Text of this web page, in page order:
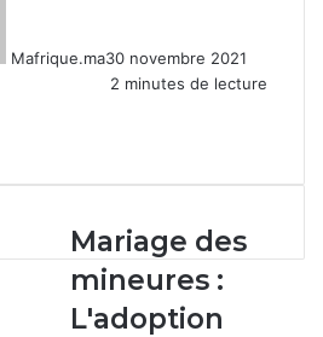
Mafrique.ma30 novembre 2021
2 minutes de lecture
Mariage
des
mineures
:
Mariage des
mineures :
L'adoption